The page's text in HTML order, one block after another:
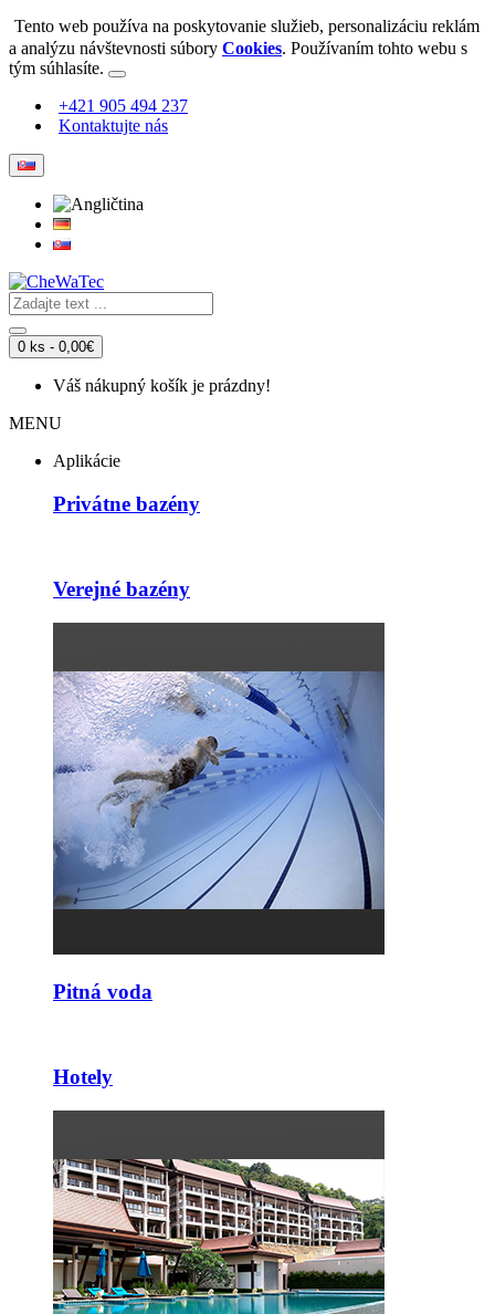
Tento web používa na poskytovanie služieb, personalizáciu reklám
a analýzu návštevnosti súbory Cookies. Používaním tohto webu s
tým súhlasíte.
+421 905 494 237
Kontaktujte nás
0 ks - 0,00€
Váš nákupný košík je prázdny!
MENU
Aplikácie
Privátne bazény
Verejné bazény
Pitná voda
Hotely